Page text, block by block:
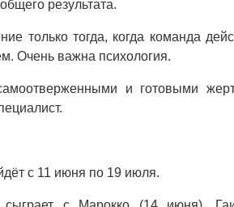
результата.
только тогда, когда команда
Очень важна психология.
и готовыми
с 11 июня по 19 июля.